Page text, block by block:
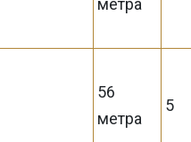
метра
56
метра
5